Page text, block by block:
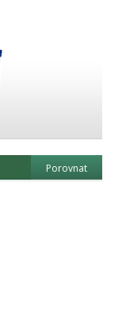
Porovnat